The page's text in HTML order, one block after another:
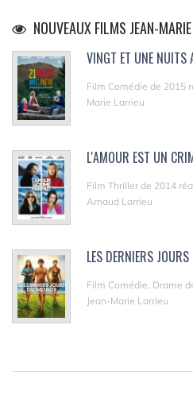
NOUVEAUX FILMS JEAN-
VINGT ET UNE NUITS
Film Comédie de 2015
Marie Larrieu
L'AMOUR EST UN
Film Thriller de 2014
Arnaud Larrieu
LES DERNIERS
Film Comédie, Drame
Jean-Marie Larrieu